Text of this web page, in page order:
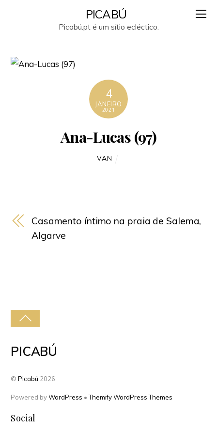
PICABÚ
Picabú.pt é um sítio ecléctico.
4
JANEIRO
2021
Ana-Lucas (97)
VAN
Casamento íntimo na praia de Salema,
Algarve
PICABÚ
©Picabú 2026
Powered byWordPress •Themify WordPress Themes
Social